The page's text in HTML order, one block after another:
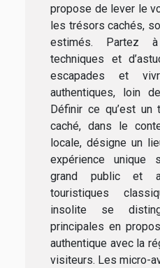
propose de lever le
les trésors cachés,
estimés. Partez
techniques et
escapades et
authentiques, loin
Définir ce qu’est
caché, dans le
locale, désigne un
expérience unique
grand public et
touristiques
insolite se
principales en
authentique avec la
visiteurs. Les micro-